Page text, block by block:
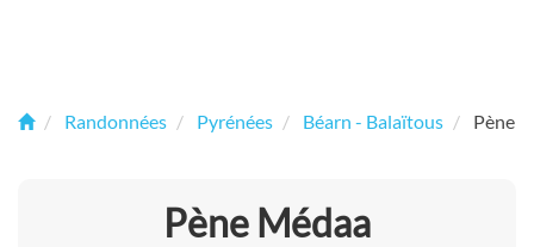
Randonnées Pyrénées Béarn - Balaïtous Pène
Pène Médaa